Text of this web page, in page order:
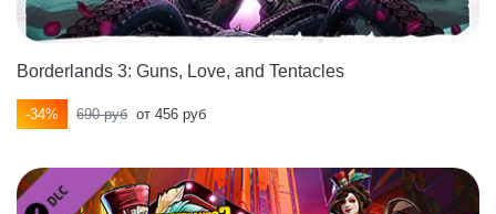
Borderlands 3: Guns, Love, and Tentacles
-34% 690 руб от 456 руб